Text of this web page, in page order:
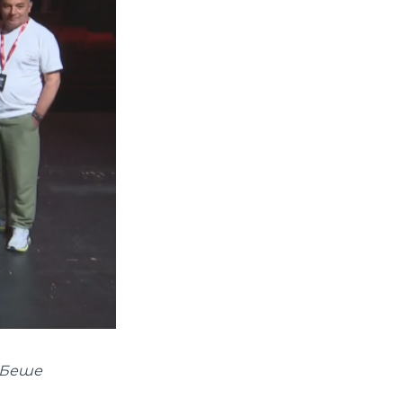
Беше